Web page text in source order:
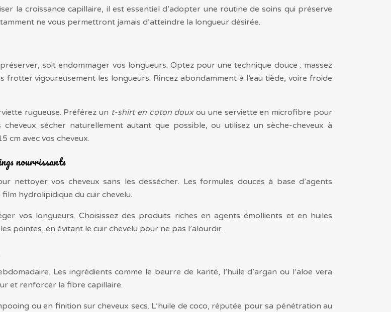
la croissance capillaire, il est essentiel d’adopter une routine de soins qui préserve
ne vous permettront jamais d’atteindre la longueur désirée.
soit endommager vos longueurs. Optez pour une technique douce : massez
vigoureusement les longueurs. Rincez abondamment à l’eau tiède, voire froide
rugueuse. Préférez un t-shirt en coton douxou une serviette en microfibre pour
cheveux sécher naturellement autant que possible, ou utilisez un sèche-cheveux à
cm avec vos cheveux.
nourrissants
nettoyer vos cheveux sans les dessécher. Les formules douces à base d’agents
hydrolipidique du cuir chevelu.
vos longueurs. Choisissez des produits riches en agents émollients et en huiles
pointes, en évitant le cuir chevelu pour ne pas l’alourdir.
Les ingrédients comme le beurre de karité, l’huile d’argan ou l’aloe vera
et renforcer la fibre capillaire.
ou en finition sur cheveux secs. L’huile de coco, réputée pour sa pénétration au